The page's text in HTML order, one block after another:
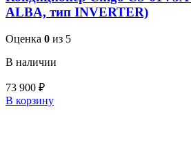
ALBA, тип INVERTER)
Оценка 0 из 5
В наличии
73 900 ₽
В корзину